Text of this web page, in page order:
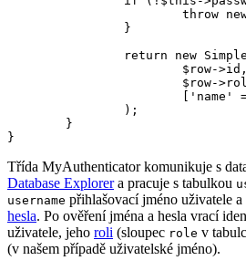
Třída MyAuthenticator komunikuje s
Database Explorera pracuje s tabulkou
username přihlašovací jméno uživatele a
hesla. Po ověření jména a hesla vrací
uživatele, jeho roli (sloupec role v
(v našem případě uživatelské jméno).